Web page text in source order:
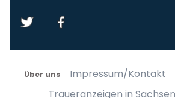
Über uns Impressum/Kontakt
Traueranzeigen in